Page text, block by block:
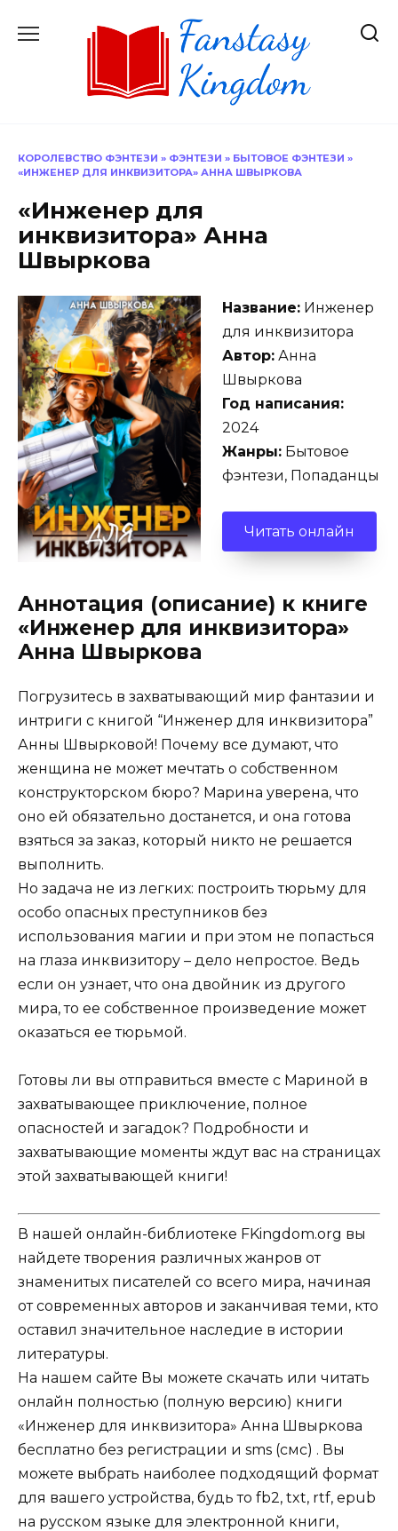
КОРОЛЕВСТВО ФЭНТЕЗИ » ФЭНТЕЗИ » БЫТОВОЕ ФЭНТЕЗИ »
«ИНЖЕНЕР ДЛЯ ИНКВИЗИТОРА» АННА ШВЫРКОВА
«Инженер для
инквизитора» Анна
Швыркова
Название: Инженер
для инквизитора
Автор: Анна
Швыркова
Год написания:
2024
Жанры: Бытовое
фэнтези, Попаданцы
Читать онлайн
Аннотация (описание) к книге
«Инженер для инквизитора»
Анна Швыркова
Погрузитесь в захватывающий мир фантазии и
интриги с книгой “Инженер для инквизитора”
Анны Швырковой! Почему все думают, что
женщина не может мечтать о собственном
конструкторском бюро? Марина уверена, что
оно ей обязательно достанется, и она готова
взяться за заказ, который никто не решается
выполнить.
Но задача не из легких: построить тюрьму для
особо опасных преступников без
использования магии и при этом не попасться
на глаза инквизитору – дело непростое. Ведь
если он узнает, что она двойник из другого
мира, то ее собственное произведение может
оказаться ее тюрьмой.
Готовы ли вы отправиться вместе с Мариной в
захватывающее приключение, полное
опасностей и загадок? Подробности и
захватывающие моменты ждут вас на страницах
этой захватывающей книги!
В нашей онлайн-библиотеке FKingdom.org вы
найдете творения различных жанров от
знаменитых писателей со всего мира, начиная
от современных авторов и заканчивая теми, кто
оставил значительное наследие в истории
литературы.
На нашем сайте Вы можете скачать или читать
онлайн полностью (полную версию) книги
«Инженер для инквизитора» Анна Швыркова
бесплатно без регистрации и sms (смс) . Вы
можете выбрать наиболее подходящий формат
для вашего устройства, будь то fb2, txt, rtf, epub
на русском языке для электронной книги,